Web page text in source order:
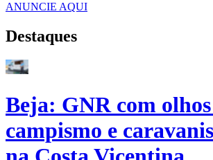
ANUNCIE AQUI
Destaques
Beja: GNR com
campismo e